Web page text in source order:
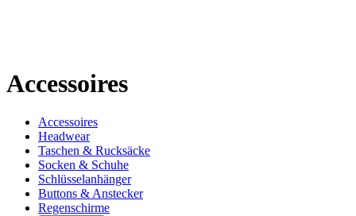
Accessoires
Accessoires
Headwear
Taschen & Rucksäcke
Socken & Schuhe
Schlüsselanhänger
Buttons & Anstecker
Regenschirme